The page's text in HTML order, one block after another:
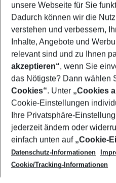
Mehr Filter
Footer
Footer navigation
Über uns
AGB
Cookie-Einstellungen ändern
Cookie-Richtlinie
Datenschutz
Service & Hilfe
Barrierefreies Reisen
Check-in
Folgen Sie uns
unsere Webseite für Sie
Dadurch können wir die
verstehen und verbessern,
Inhalte, Angebote und
relevant sind und zu Ihnen
akzeptieren“, wenn Sie
das Nötigste? Dann wählen
Cookies“. Unter „Cookies
Cookie-Einstellungen
Ihre Privatsphäre-
jederzeit ändern oder
einfach unten auf „Cookie-
Datenschutz-Informationen
Cookie/Tracking-Informationen